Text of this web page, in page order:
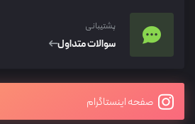
پشتیبانی
سوالات متداول
صفحه اینستاگرام